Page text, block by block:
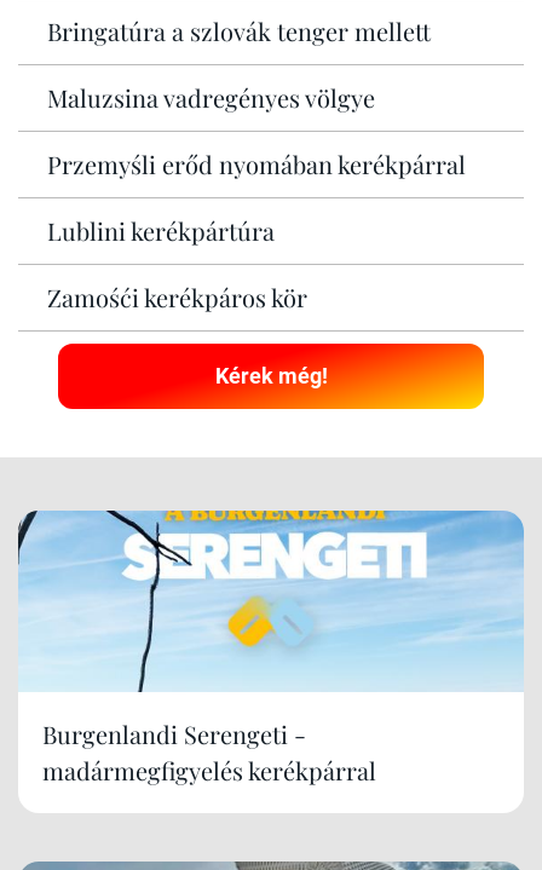
Bringatúra a szlovák tenger mellett
Maluzsina vadregényes völgye
Przemyśli erőd nyomában kerékpárral
Lublini kerékpártúra
Zamośći kerékpáros kör
Kérek még!
Burgenlandi Serengeti -
madármegfigyelés kerékpárral